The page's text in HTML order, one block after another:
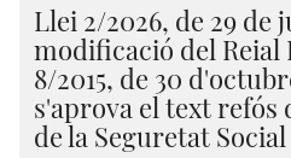
Llei 2/2026, de 29 de
modificació del Reial
8/2015, de 30
s'aprova el text refós
de la Seguretat Social